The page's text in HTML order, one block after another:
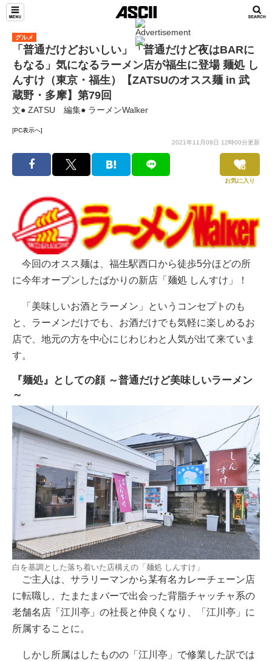
グルメ
「普通だけどおいしい」「普通だけど夜はBARに
もなる」気になるラーメン店が福生に登場 麺処 し
んすけ（東京・福生）【ZATSUのオスス麺 in 武
蔵野・多摩】第79回
文● ZATSU 編集● ラーメンWalker
[PC表示へ]
2021年11月08日 12時00分更新
お気に入り
今回のオスス麺は、福生駅西口から徒歩5分ほどの所
に今年オープンしたばかりの新店「麺処 しんすけ」！
「美味しいお酒とラーメン」というコンセプトのも
と、ラーメンだけでも、お酒だけでも気軽に楽しめるお
店で、地元の方を中心にじわじわと人気が出て来ていま
す。
『麺処』としての顔 ～普通だけど美味しいラーメン
～
白を基調とした落ち着いた店構えの「麺処 しんすけ」
ご主人は、サラリーマンから某有名カレーチェーン店
に転職し、たまたまバーで出会った背脂チャッチャ系の
老舗名店「江川亭」の社長と仲良くなり、「江川亭」に
所属することに。
しかし所属はしたものの「江川亭」で修業した訳では